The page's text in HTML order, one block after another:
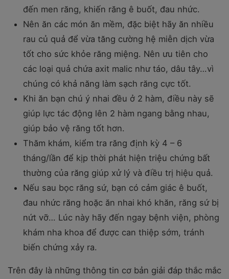
đến men răng, khiến răng ê buốt, đau nhức.
Nên ăn các món ăn mềm, đặc biệt hãy ăn nhiều
rau củ quả để vừa tăng cường hệ miễn dịch vừa
tốt cho sức khỏe răng miệng. Nên ưu tiên cho
các loại quả chứa axit malic như táo, dâu tây…vì
chúng có khả năng làm sạch răng cực tốt.
Khi ăn bạn chú ý nhai đều ở 2 hàm, điều này sẽ
giúp lực tác động lên 2 hàm ngang bằng nhau,
giúp bảo vệ răng tốt hơn.
Thăm khám, kiểm tra răng định kỳ 4 – 6
tháng/lần để kịp thời phát hiện triệu chứng bất
thường của răng giúp xử lý và điều trị hiệu quả.
Nếu sau bọc răng sứ, bạn có cảm giác ê buốt,
đau nhức răng hoặc ăn nhai khó khăn, răng sứ bị
nứt vỡ… Lúc này hãy đến ngay bệnh viện, phòng
khám nha khoa để được can thiệp sớm, tránh
biến chứng xảy ra.
Trên đây là những thông tin cơ bản giải đáp thắc mắc